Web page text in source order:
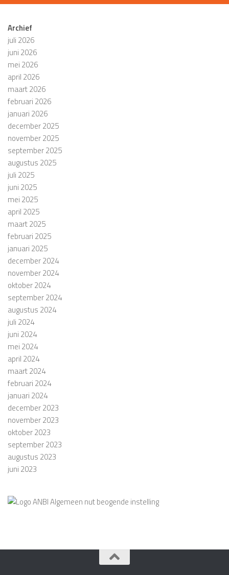
Archief
juli 2026
juni 2026
mei 2026
april 2026
maart 2026
februari 2026
januari 2026
december 2025
november 2025
september 2025
augustus 2025
juli 2025
juni 2025
mei 2025
april 2025
maart 2025
februari 2025
januari 2025
december 2024
november 2024
oktober 2024
september 2024
augustus 2024
juli 2024
juni 2024
mei 2024
april 2024
maart 2024
februari 2024
januari 2024
december 2023
november 2023
oktober 2023
september 2023
augustus 2023
juni 2023